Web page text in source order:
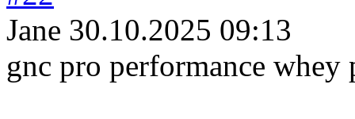
Jane 30.10.2025 09:13
gnc pro performance whey